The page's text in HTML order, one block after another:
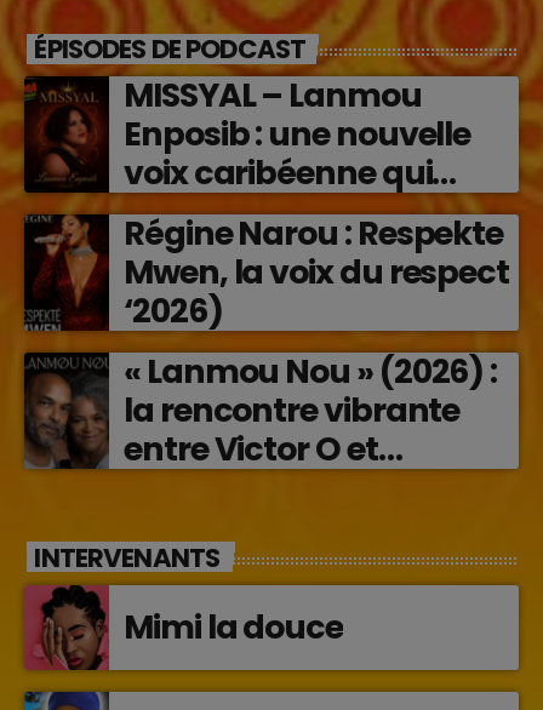
ÉPISODES DE PODCAST
MISSYAL – Lanmou
Enposib : une nouvelle
voix caribéenne qui
transforme les émotions
en musique (2026)
Régine Narou : Respekte
Mwen, la voix du respect
‘2026)
« Lanmou Nou » (2026) :
la rencontre vibrante
entre Victor O et
INTERVENANTS
Mimi la douce